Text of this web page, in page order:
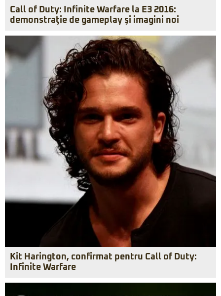
Call of Duty: Infinite Warfare la E3 2016:
demonstraţie de gameplay şi imagini noi
Kit Harington, confirmat pentru Call of Duty:
Infinite Warfare